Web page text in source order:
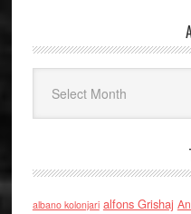
albano kolonjari alfons Grishaj